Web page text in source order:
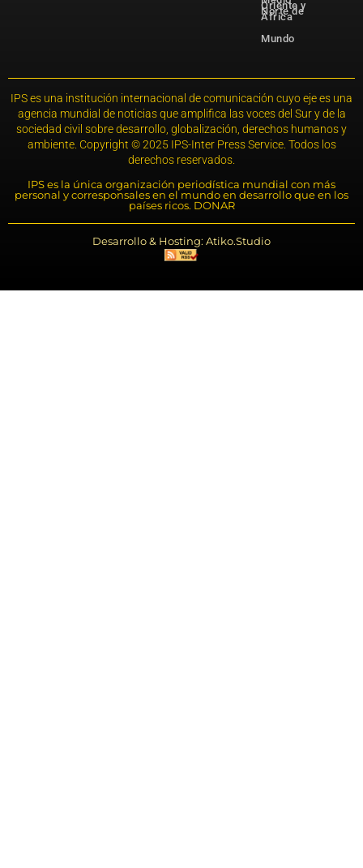
Oriente y
Norte de
África
Mundo
IPS es una institución internacional de comunicación cuyo eje es una
agencia mundial de noticias que amplifica las voces del Sur y de la
sociedad civil sobre desarrollo, globalización, derechos humanos y
ambiente. Copyright © 2025 IPS-Inter Press Service. Todos los
derechos reservados.
IPS es la única organización periodística mundial con más
personal y corresponsales en el mundo en desarrollo que en los
países ricos. DONAR
Desarrollo & Hosting: Atiko.Studio